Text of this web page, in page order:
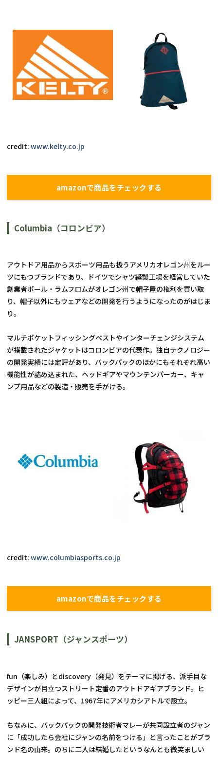
credit: www.kelty.co.jp
amazonで商品をチェックする
Columbia（コロンビア）
アウトドア用品からスポーツ用品も扱うアメリカオレゴン州をルー
ツにもつブランドであり、ドイツでシャツ縫製工場を経営していた
創業者ポール・ラムフロムがオレゴン州で帽子屋の権利を買い取
り、帽子以外にもウェアなどの開発を行うようになったのがはじま
り。
マルチポケットフィッシングベストやインターチェンジシステム
が搭載されたジャケットはコロンビアの代表作。独自テクノロジー
の開発実績には定評があり、バックパックのほかにもそれぞれ高い
機能性が詰め込まれた、ヘッドギアやマウンテンパーカー、キャ
ンプ用品などの製造・販売を手がける。
credit: www.columbiasports.co.jp
amazonで商品をチェックする
JANSPORT（ジャンスポーツ）
fun（楽しみ）とdiscovery（発見）をテーマに掲げる、派手目な
デザインが目立つストリート定番のアウトドアギアブランド。ヒ
ッピー三人組によって、1967年にアメリカシアトルで設立。
ちなみに、バックパックの開発技術者マレーが共同設立者のジャン
に「成功したら会社にジャンの名前をつける」と言ったことがブラ
ンド名の由来。のちに二人は結婚したというなんとも微笑ましい